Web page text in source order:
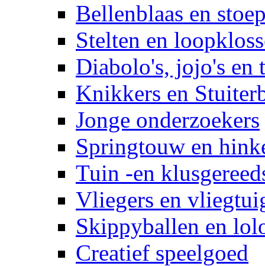
Bellenblaas en
Stelten en
Diabolo's, jojo's en
Knikkers en
Jonge onderzoekers
Springtouw en
Tuin -en
Vliegers en
Skippyballen en
Creatief speelgoed